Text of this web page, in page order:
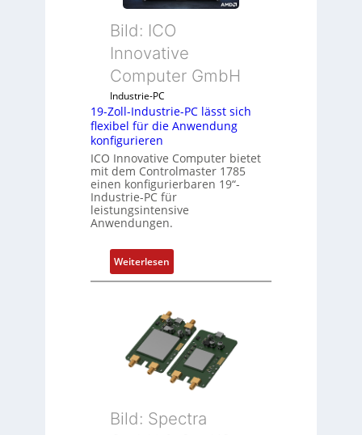
a
u
s
g
l
i
c
s
e
l
e
m
e
n
t
m
i
t
S
p
z
Bild: ICO
Innovative
Computer GmbH
Industrie-PC
19-Zoll-Industrie-PC lässt sich
flexibel für die Anwendung
konfigurieren
ICO Innovative Computer bietet
mit dem Controlmaster 1785
einen konfigurierbaren 19“-
Industrie-PC für
leistungsintensive
Anwendungen.
Weiterlesen:
1
-
Z
o
l
l
I
Bild: Spectra